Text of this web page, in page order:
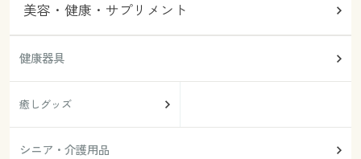
美容・健康・サプリメント
健康器具
癒しグッズ
シニア・介護用品